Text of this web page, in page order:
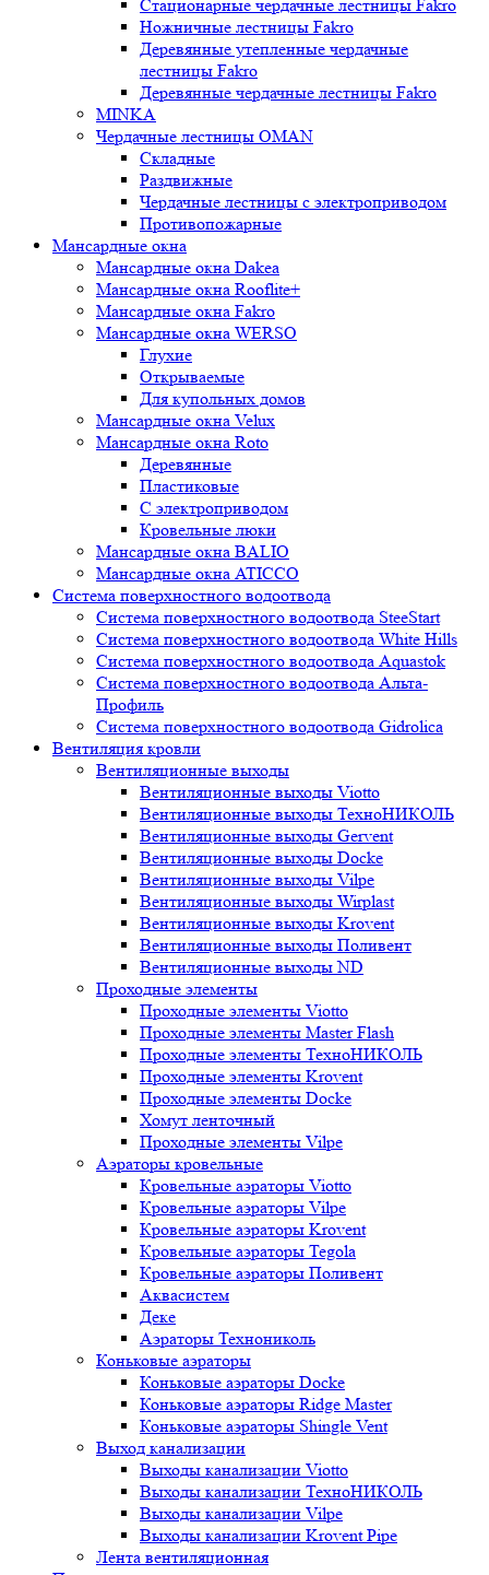
Стационарные чердачные лестницы Fakro
Ножничные лестницы Fakro
Деревянные утепленные чердачные
лестницы Fakro
Деревянные чердачные лестницы Fakro
MINKA
Чердачные лестницы OMAN
Складные
Раздвижные
Чердачные лестницы с электроприводом
Противопожарные
Мансардные окна
Мансардные окна Dakea
Мансардные окна Rooflite+
Мансардные окна Fakro
Мансардные окна WERSO
Глухие
Открываемые
Для купольных домов
Мансардные окна Velux
Мансардные окна Roto
Деревянные
Пластиковые
С электроприводом
Кровельные люки
Мансардные окна BALIO
Мансардные окна ATICCO
Система поверхностного водоотвода
Система поверхностного водоотвода SteeStart
Система поверхностного водоотвода White Hills
Система поверхностного водоотвода Aquastok
Система поверхностного водоотвода Альта-
Профиль
Система поверхностного водоотвода Gidrolica
Вентиляция кровли
Вентиляционные выходы
Вентиляционные выходы Viotto
Вентиляционные выходы ТехноНИКОЛЬ
Вентиляционные выходы Gervent
Вентиляционные выходы Docke
Вентиляционные выходы Vilpe
Вентиляционные выходы Wirplast
Вентиляционные выходы Krovent
Вентиляционные выходы Поливент
Вентиляционные выходы ND
Проходные элементы
Проходные элементы Viotto
Проходные элементы Master Flash
Проходные элементы ТехноНИКОЛЬ
Проходные элементы Krovent
Проходные элементы Docke
Хомут ленточный
Проходные элементы Vilpe
Аэраторы кровельные
Кровельные аэраторы Viotto
Кровельные аэраторы Vilpe
Кровельные аэраторы Krovent
Кровельные аэраторы Tegola
Кровельные аэраторы Поливент
Аквасистем
Деке
Аэраторы Технониколь
Коньковые аэраторы
Коньковые аэраторы Docke
Коньковые аэраторы Ridge Master
Коньковые аэраторы Shingle Vent
Выход канализации
Выходы канализации Viotto
Выходы канализации ТехноНИКОЛЬ
Выходы канализации Vilpe
Выходы канализации Krovent Pipe
Лента вентиляционная